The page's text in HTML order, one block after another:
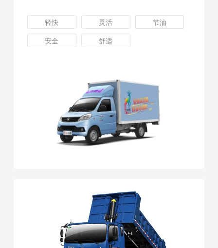
轻快 灵活 节油
安全 舒适